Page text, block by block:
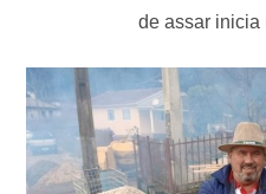
de assar inicia